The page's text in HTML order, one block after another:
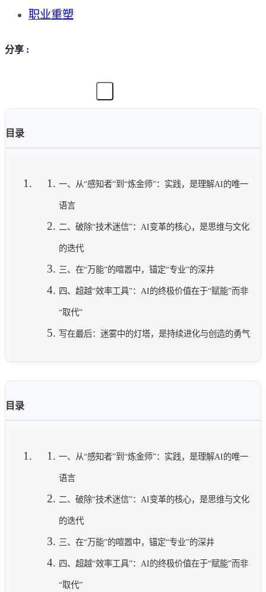
职业重塑
分享 :
目录
一、从“感知者”到“炼金师”：实践，是理解AI的唯一
语言
二、破除“技术迷信”：AI变革的核心，是思维与文化
的迭代
三、在“万能”的喧嚣中，锚定“专业”的深井
四、超越“效率工具”：AI的终极价值在于“赋能”而非
“取代”
写在最后：迷雾中的灯塔，是持续进化与创造的勇气
目录
一、从“感知者”到“炼金师”：实践，是理解AI的唯一
语言
二、破除“技术迷信”：AI变革的核心，是思维与文化
的迭代
三、在“万能”的喧嚣中，锚定“专业”的深井
四、超越“效率工具”：AI的终极价值在于“赋能”而非
“取代”